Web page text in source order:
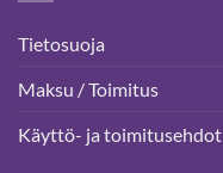
Tietosuoja
Maksu / Toimitus
Käyttö- ja toimitusehdot